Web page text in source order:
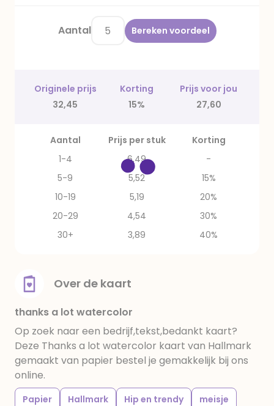
Aantal Bereken voordeel
Originele prijs Korting
Prijs voor jou
32,45
15% 27,60
Aantal Prijs per stuk
Korting
1-4
6,49
-
5-9
5,52
15%
10-19
5,19
20%
20-29
4,54
30%
30+
3,89 40%
Over de kaart
thanks a lot watercolor
Op zoek naar een bedrijf,tekst,bedankt kaart?
Deze Thanks a lot watercolor kaart van Hallmark
gemaakt van papier bestel je gemakkelijk bij ons
online.
Papier Hallmark Hip en trendy
meisje